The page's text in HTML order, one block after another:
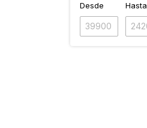
Desde Hasta